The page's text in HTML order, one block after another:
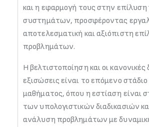
και η εφαρμογή τους στην
συστημάτων, προσφέροντας
αποτελεσματική και αξιόπιστη
προβλημάτων.
Η βελτιστοποίηση και οι κανονικές
εξισώσεις είναι το επόμενο
μαθήματος, όπου η εστίαση είναι
των υπολογιστικών διαδικασιών
ανάλυση προβλημάτων με